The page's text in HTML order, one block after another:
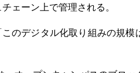
ェーン上で管理される。
のデジタル化取り組みの規模